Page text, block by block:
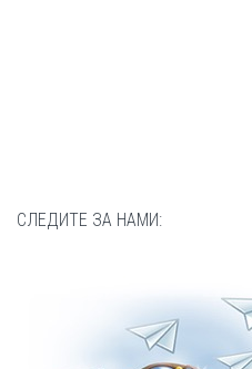
СЛЕДИТЕ ЗА НАМИ: